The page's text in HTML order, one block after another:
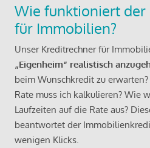
Wie funktioniert der
für Immobilien?
Unser Kreditrechner für
„Eigenheim“ realistisch
beim Wunschkredit zu
Rate muss ich kalkulieren? Wie
Laufzeiten auf die Rate aus?
beantwortet der
wenigen Klicks.